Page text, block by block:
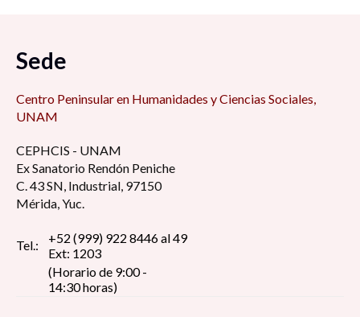
Sede
Centro Peninsular en Humanidades y Ciencias Sociales,
UNAM
CEPHCIS - UNAM
Ex Sanatorio Rendón Peniche
C. 43 SN, Industrial, 97150
Mérida, Yuc.
Tel.:
+52 (999) 922 8446 al 49
Ext: 1203
(Horario de 9:00 -
14:30 horas)